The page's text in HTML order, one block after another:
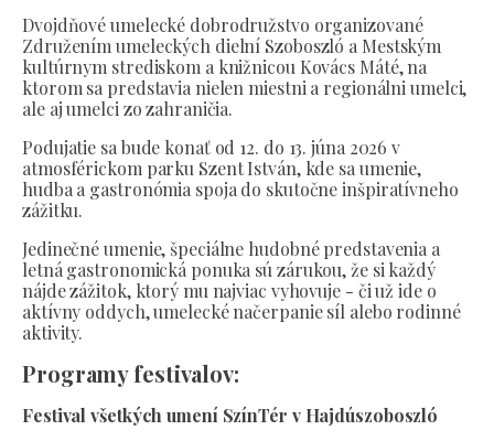
Dvojdňové umelecké dobrodružstvo organizované
Združením umeleckých dielní Szoboszló a Mestským
kultúrnym strediskom a knižnicou Kovács Máté, na
ktorom sa predstavia nielen miestni a regionálni umelci,
ale aj umelci zo zahraničia.
Podujatie sa bude konať od 12. do 13. júna 2026 v
atmosférickom parku Szent István, kde sa umenie,
hudba a gastronómia spoja do skutočne inšpiratívneho
zážitku.
Jedinečné umenie, špeciálne hudobné predstavenia a
letná gastronomická ponuka sú zárukou, že si každý
nájde zážitok, ktorý mu najviac vyhovuje - či už ide o
aktívny oddych, umelecké načerpanie síl alebo rodinné
aktivity.
Programy festivalov:
Festival všetkých umení SzínTér v Hajdúszoboszló